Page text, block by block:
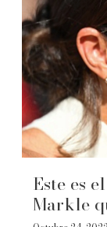
Este es
Markle